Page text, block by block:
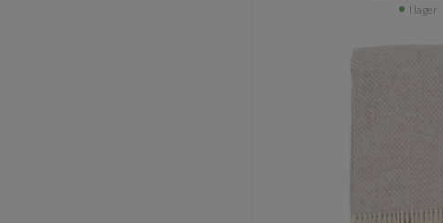
I lager